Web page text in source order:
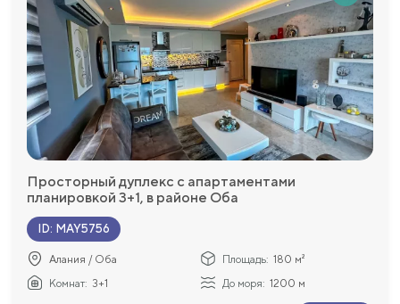
Просторный дуплекс с апартаментами
планировкой 3+1, в районе Оба
ID: MAY5756
Алания / Оба Площадь: 180 м²
Комнат: 3+1 До моря: 1200 м